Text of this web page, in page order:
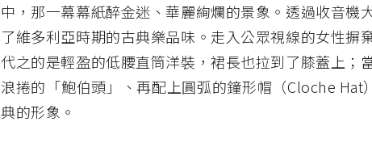
中，那一幕幕紙醉金迷、華麗絢爛的景象。透過收音機
了維多利亞時期的古典樂品味。走入公眾視線的女性摒
代之的是輕盈的低腰直筒洋裝，裙長也拉到了膝蓋上；
浪捲的「鮑伯頭」、再配上圓弧的鐘形帽（Cloche Hat
典的形象。